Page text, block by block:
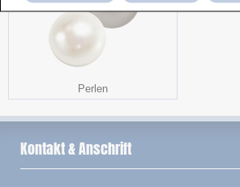
Perlen
Kontakt & Anschrift